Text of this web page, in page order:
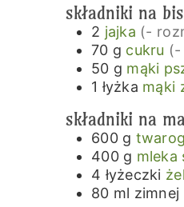
składniki na
2 jajka (-
70 g cukru (-
50 g mąki
1 łyżka mąki
składniki na
600 g
400 g mleka
4 łyżeczki
80 ml